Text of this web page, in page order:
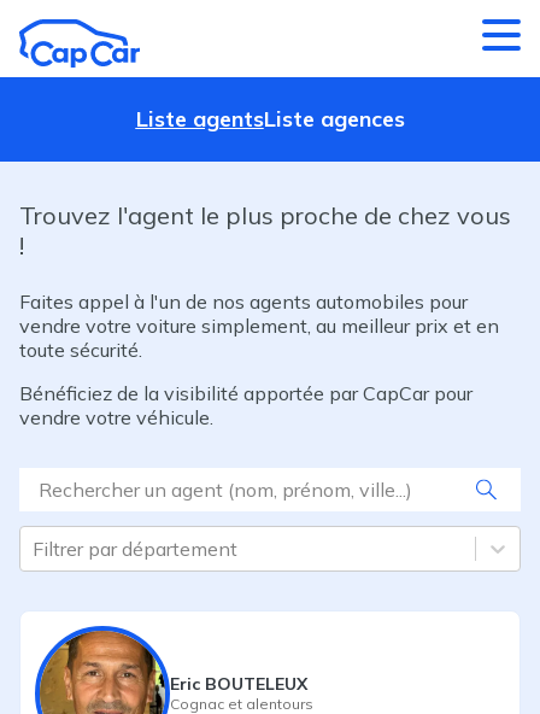
Liste agentsListe agences
Trouvez l'agent le plus proche de chez vous
!
Faites appel à l'un de nos agents automobiles pour
vendre votre voiture simplement, au meilleur prix et en
toute sécurité.
Bénéficiez de la visibilité apportée par CapCar pour
vendre votre véhicule.
Filtrer par département
Eric BOUTELEUX
Cognac et alentours